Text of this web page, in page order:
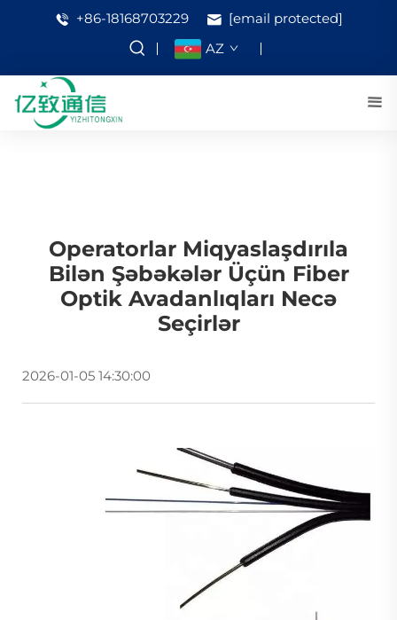
+86-18168703229
[email protected]
AZ
Operatorlar Miqyaslaşdırıla
Bilən Şəbəkələr Üçün Fiber
Optik Avadanlıqları Necə
Seçirlər
2026-01-05 14:30:00